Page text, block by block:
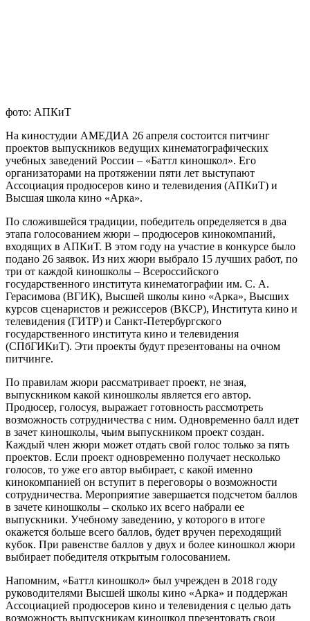
фото: АПКиТ
На киностудии АМЕДИА 26 апреля состоится питчинг
проектов выпускников ведущих кинематографических
учебных заведений России – «Баттл киношкол». Его
организаторами на протяжении пяти лет выступают
Ассоциация продюсеров кино и телевидения (АПКиТ) и
Высшая школа кино «Арка».
По сложившейся традиции, победитель определяется в два
этапа голосованием жюри – продюсеров кинокомпаний,
входящих в АПКиТ. В этом году на участие в конкурсе было
подано 26 заявок. Из них жюри выбрало 15 лучших работ, по
три от каждой киношколы – Всероссийского
государственного института кинематографии им. С. А.
Герасимова (ВГИК), Высшей школы кино «Арка», Высших
курсов сценаристов и режиссеров (ВКСР), Института кино и
телевидения (ГИТР) и Санкт-Петербургского
государственного института кино и телевидения
(СПбГИКиТ). Эти проекты будут презентованы на очном
питчинге.
По правилам жюри рассматривает проект, не зная,
выпускником какой киношколы является его автор.
Продюсер, голосуя, выражает готовность рассмотреть
возможность сотрудничества с ним. Одновременно балл идет
в зачет киношколы, чьим выпускником проект создан.
Каждый член жюри может отдать свой голос только за пять
проектов. Если проект одновременно получает несколько
голосов, то уже его автор выбирает, с какой именно
кинокомпанией он вступит в переговоры о возможности
сотрудничества. Мероприятие завершается подсчетом баллов
в зачете киношколы – сколько их всего набрали ее
выпускники. Учебному заведению, у которого в итоге
окажется больше всего баллов, будет вручен переходящий
кубок. При равенстве баллов у двух и более киношкол жюри
выбирает победителя открытым голосованием.
Напомним, «Баттл киношкол» был учрежден в 2018 году
руководителями Высшей школы кино «Арка» и поддержан
Ассоциацией продюсеров кино и телевидения с целью дать
возможность выпускникам киношкол презентовать свои